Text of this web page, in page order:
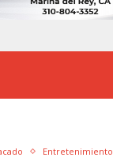
Entretenimiento